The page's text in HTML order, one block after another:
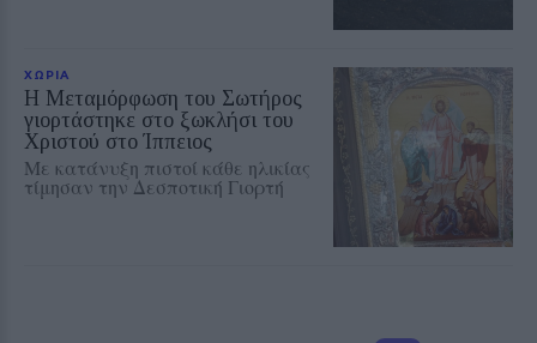
ΧΩΡΙΑ
Η Μεταμόρφωση του Σωτήρος
γιορτάστηκε στο ξωκλήσι του
Χριστού στο Ίππειος
Με κατάνυξη πιστοί κάθε ηλικίας
τίμησαν την Δεσποτική Γιορτή